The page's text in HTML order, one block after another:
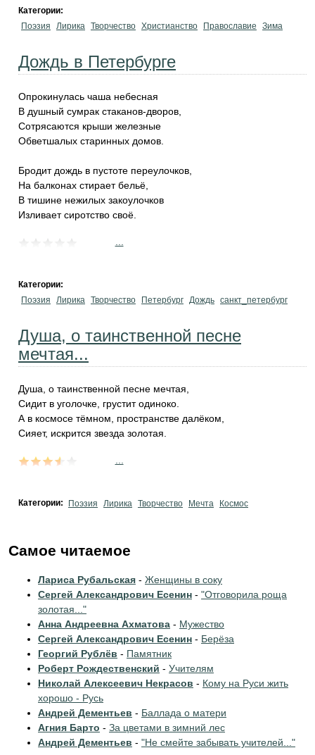
Категории:
Поэзия
Лирика Творчество Христианство Православие Зима
Дождь в Петербурге
Опрокинулась чаша небесная
В душный сумрак стаканов-дворов,
Сотрясаются крыши железные
Обветшалых старинных домов.
Бродит дождь в пустоте переулочков,
На балконах стирает бельё,
В тишине нежилых закоулочков
Изливает сиротство своё.
Категории:
Поэзия
Лирика Творчество Петербург Дождь санкт_петербург
Душа, о таинственной песне
мечтая...
Душа, о таинственной песне мечтая,
Сидит в уголочке, грустит одиноко.
А в космосе тёмном, пространстве далёком,
Сияет, искрится звезда золотая.
Категории: Поэзия Лирика Творчество Мечта Космос
Самое читаемое
Лариса Рубальская - Женщины в соку
Сергей Александрович Есенин - "Отговорила роща
золотая..."
Анна Андреевна Ахматова - Мужество
Сергей Александрович Есенин - Берёза
Георгий Рублёв - Памятник
Роберт Рождественский - Учителям
Николай Алексеевич Некрасов - Кому на Руси жить
хорошо - Русь
Андрей Дементьев - Баллада о матери
Агния Барто - За цветами в зимний лес
Андрей Дементьев - "Не смейте забывать учителей..."